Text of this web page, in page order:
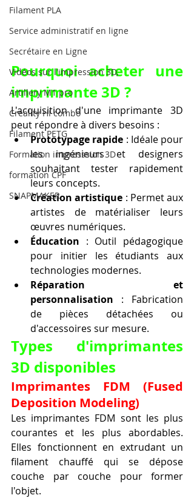
Filament PLA
Service administratif en ligne
Secrétaire en Ligne
Vidéos sur l'impression 3D,
Artillery M1 pro
Creality HI combo
Filament PETG
Formation impresssion 3D
formation CPF
SNAPMAKER
Pourquoi acheter une
imprimante 3D ?
L'acquisition d'une imprimante 3D
peut répondre à divers besoins :
Prototypage rapide : Idéale pour
les ingénieurs et designers
souhaitant tester rapidement
leurs concepts.
Création artistique : Permet aux
artistes de matérialiser leurs
œuvres numériques.
Éducation : Outil pédagogique
pour initier les étudiants aux
technologies modernes.
Réparation et
personnalisation : Fabrication
de pièces détachées ou
d'accessoires sur mesure.
Types d'imprimantes
3D disponibles
Imprimantes FDM (Fused
Deposition Modeling)
Les imprimantes FDM sont les plus
courantes et les plus abordables.
Elles fonctionnent en extrudant un
filament chauffé qui se dépose
couche par couche pour former
l'objet.